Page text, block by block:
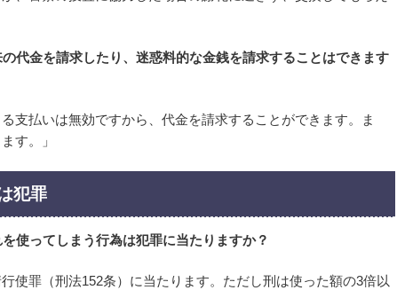
代金を請求したり、迷惑料的な金銭を請求することはできます
支払いは無効ですから、代金を請求することができます。ま
す。」
犯罪
使ってしまう行為は犯罪に当たりますか？
使罪（刑法152条）に当たります。ただし刑は使った額の3倍以